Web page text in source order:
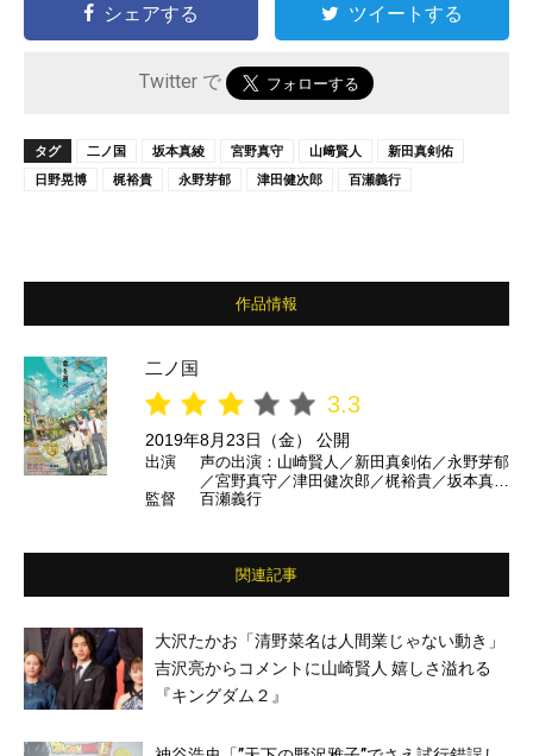
シェアする ツイートする
Twitter で
タグ 二ノ国 坂本真綾 宮野真守 山﨑賢人
新田真剣佑
日野晃博
梶裕貴 永野芽郁 津田健次郎 百瀬義行
作品情報
二ノ国
3.3
2019年8月23日（金） 公開
出演
声の出演：山崎賢人／新田真剣佑／永野芽郁
／宮野真守／津田健次郎／梶裕貴／坂本真綾
／山寺宏一 ほか
監督 百瀬義行
関連記事
大沢たかお「清野菜名は人間業じゃない動き」
吉沢亮からコメントに山崎賢人 嬉しさ溢れる
『キングダム２』